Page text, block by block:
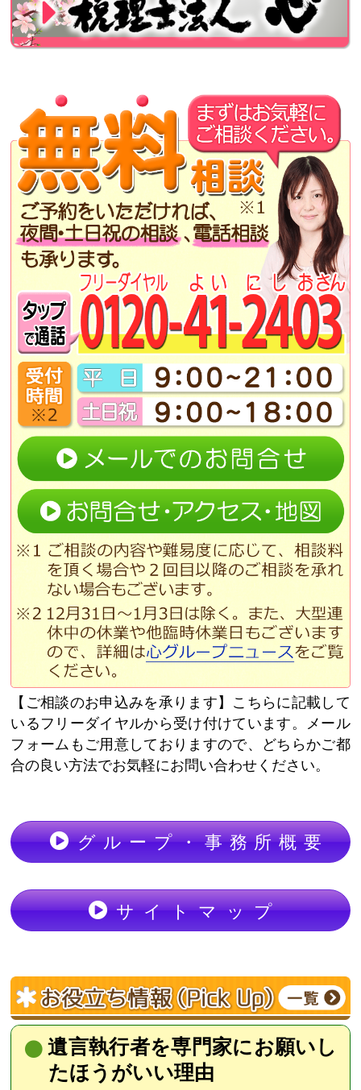
ご相談のお申込みを承ります
こちらに記載して
いるフリーダイヤルから受け付けています。メール
フォームもご用意しておりますので、どちらかご都
合の良い方法でお気軽にお問い合わせください。
グループ・事務所概要
サイトマップ
遺言執行者を専門家にお願いし
たほうがいい理由